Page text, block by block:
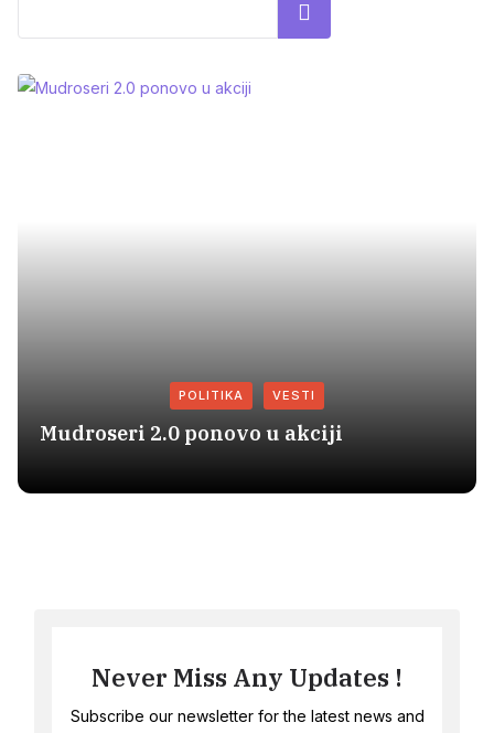
Search
POLITIKA VESTI
Mudroseri 2.0 ponovo u akciji
Never Miss Any Updates !
Subscribe our newsletter for the latest news and